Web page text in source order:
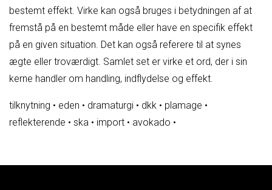
bestemt effekt. Virke kan også bruges i betydningen af at
fremstå på en bestemt måde eller have en specifik effekt
på en given situation. Det kan også referere til at synes
ægte eller troværdigt. Samlet set er virke et ord, der i sin
kerne handler om handling, indflydelse og effekt.
tilknytning • eden • dramaturgi • dkk • plamage •
reflekterende • ska • import • avokado •